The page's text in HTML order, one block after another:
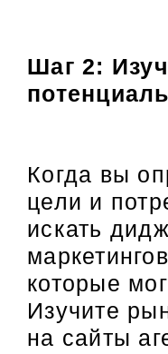
Шаг 2:
Когда вы
цели и
искать
которые
Изучите
на сайты